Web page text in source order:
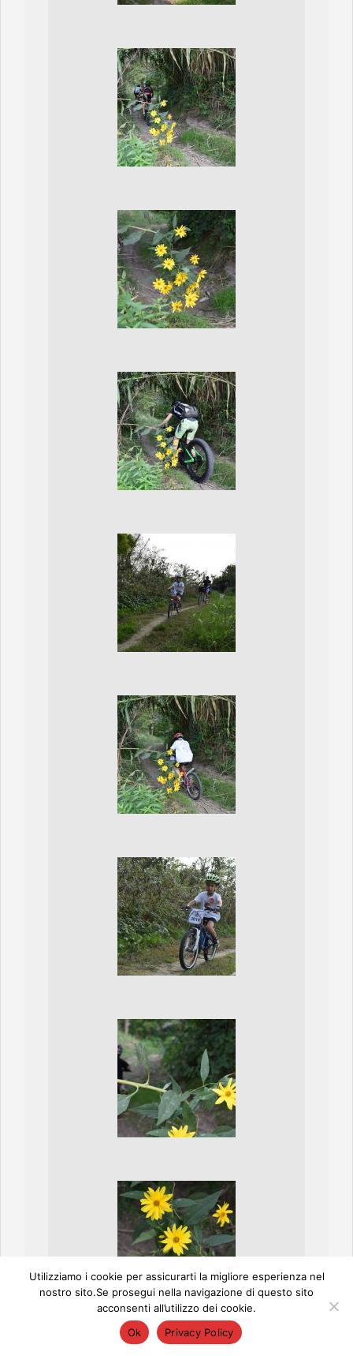
Utilizziamo i cookie per assicurarti la migliore esperienza nel
nostro sito.Se prosegui nella navigazione di questo sito
acconsenti all’utilizzo dei cookie.
Ok
Privacy Policy